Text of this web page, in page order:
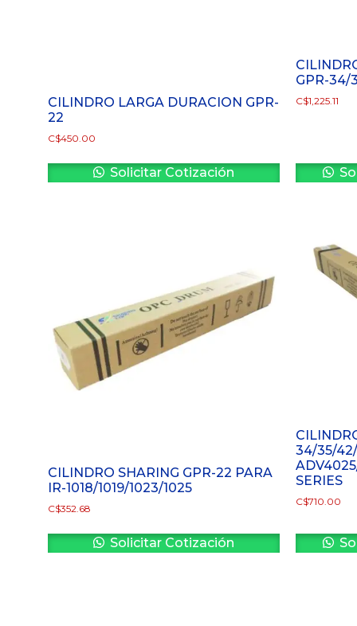
CILINDRO LARGA DURACION GPR-
22
C$450.00
Solicitar Cotización
GPR-34/
C$1,225.11
CILINDRO SHARING GPR-22 PARA
IR-1018/1019/1023/1025
C$352.68
Solicitar Cotización
34/35/
SERIES
C$710.00